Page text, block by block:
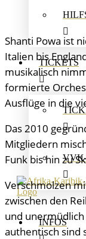
TICKETS
INFOS
Shanti Powa ist
Italien bis
musikalisch
formierte
Ausflüge in die
Das 2010
Mitgliedern
Funk bis hin zu
Verschmolzen
zwischen den
und
authentisch sind